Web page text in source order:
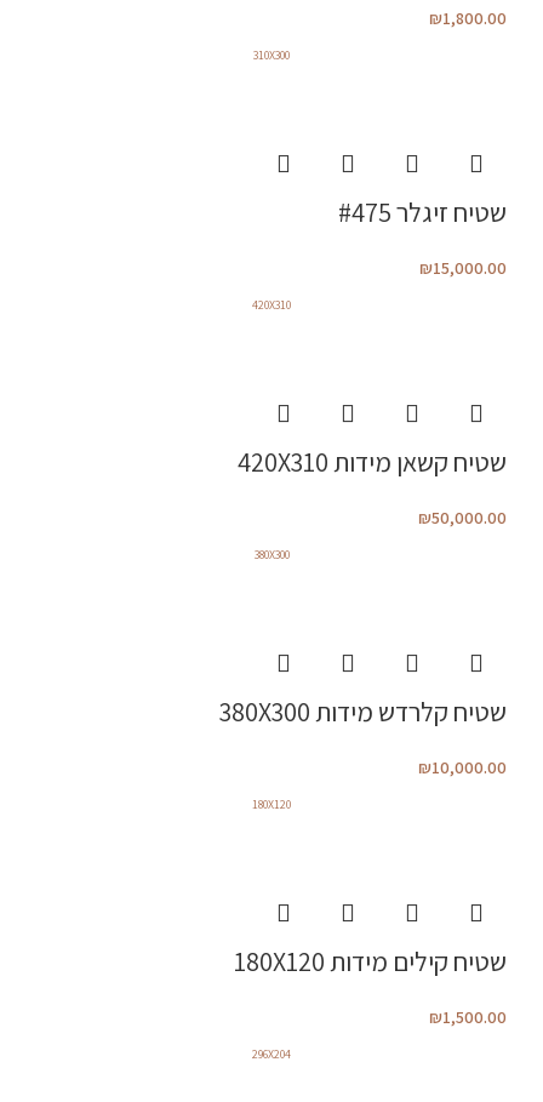
₪1,800.00
310X300
שטיח זיגלר #475
₪15,000.00
420X310
שטיח קשאן מידות 420X310
₪50,000.00
380X300
שטיח קלרדש מידות 380X300
₪10,000.00
180X120
שטיח קילים מידות 180X120
₪1,500.00
296X204